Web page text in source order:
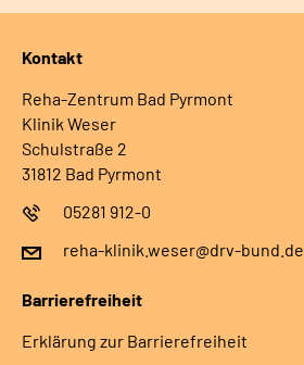
Kontakt
Reha-Zentrum Bad Pyrmont
Klinik Weser
Schulstraße 2
31812 Bad Pyrmont
05281 912-0
reha-klinik.weser@drv-bund.de
Barrierefreiheit
Erklärung zur Barrierefreiheit